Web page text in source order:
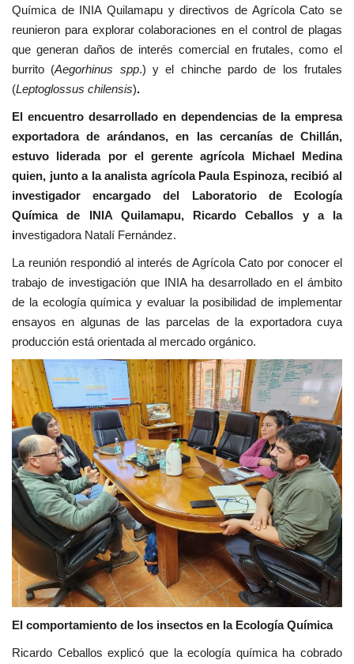
Química de INIA Quilamapu y directivos de Agrícola Cato se
reunieron para explorar colaboraciones en el control de plagas
que generan daños de interés comercial en frutales, como el
burrito (Aegorhinus spp.) y el chinche pardo de los frutales
(Leptoglossus chilensis).
El encuentro desarrollado en dependencias de la empresa
exportadora de arándanos, en las cercanías de Chillán,
estuvo liderada por el gerente agrícola Michael Medina
quien, junto a la analista agrícola Paula Espinoza, recibió al
investigador encargado del Laboratorio de Ecología
Química de INIA Quilamapu, Ricardo Ceballos y a la
investigadora Natalí Fernández.
La reunión respondió al interés de Agrícola Cato por conocer el
trabajo de investigación que INIA ha desarrollado en el ámbito
de la ecología química y evaluar la posibilidad de implementar
ensayos en algunas de las parcelas de la exportadora cuya
producción está orientada al mercado orgánico.
El comportamiento de los insectos en la Ecología Química
Ricardo Ceballos explicó que la ecología química ha cobrado